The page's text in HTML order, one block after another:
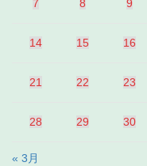
7 8 9
14 15 16
21 22 23
28 29 30
« 3月